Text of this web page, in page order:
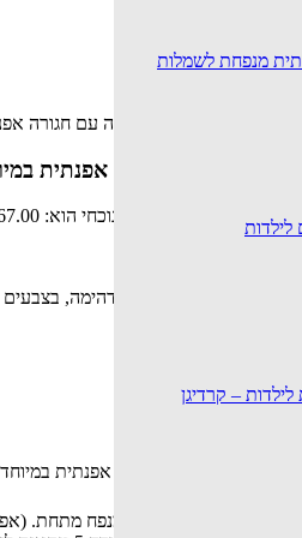
מנפחת לשמלות
לילדות
לילדות – קרדיגן
פרחונית רקומה מדהימה עם חגורה
מדהימה עם חגורה אפנתית
המחיר הנוכחי הוא: ₪167.00.
יפים וסרט מותן, מדהימה, בצבעים
ועל המידה הרצויה.
מדהימה עם חגורה אפנתית במיוחד
בתמונה, מצריכות טול מנפח מתחת.